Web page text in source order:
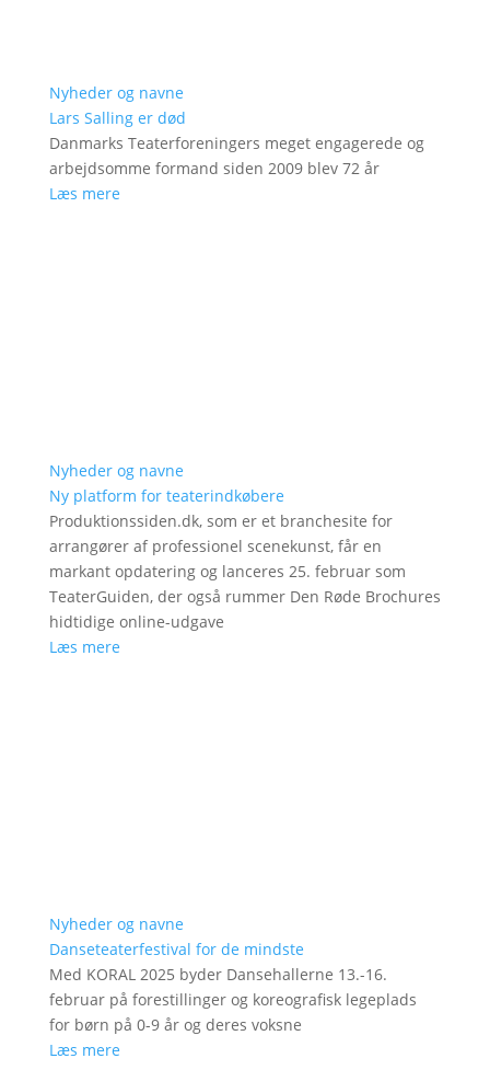
Nyheder og navne
Lars Salling er død
Danmarks Teaterforeningers meget engagerede og
arbejdsomme formand siden 2009 blev 72 år
Læs mere
Nyheder og navne
Ny platform for teaterindkøbere
Produktionssiden.dk, som er et branchesite for
arrangører af professionel scenekunst, får en
markant opdatering og lanceres 25. februar som
TeaterGuiden, der også rummer Den Røde Brochures
hidtidige online-udgave
Læs mere
Nyheder og navne
Danseteaterfestival for de mindste
Med KORAL 2025 byder Dansehallerne 13.-16.
februar på forestillinger og koreografisk legeplads
for børn på 0-9 år og deres voksne
Læs mere